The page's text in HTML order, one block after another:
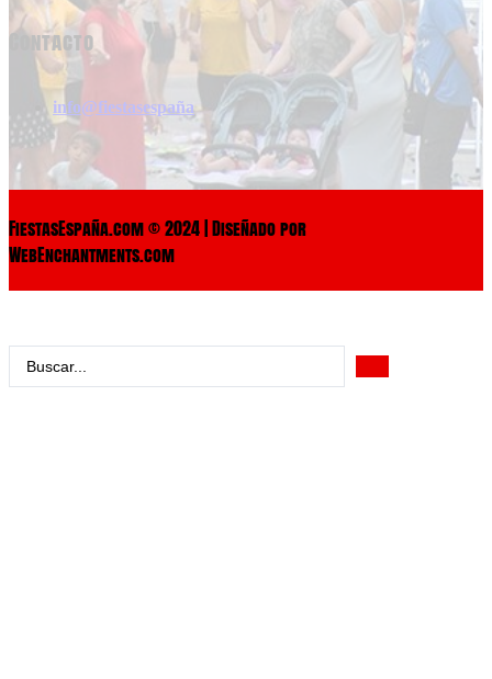
Contacto
info@fiestasespaña
FiestasEspaña.com © 2024 | Diseñado por
WebEnchantments.com